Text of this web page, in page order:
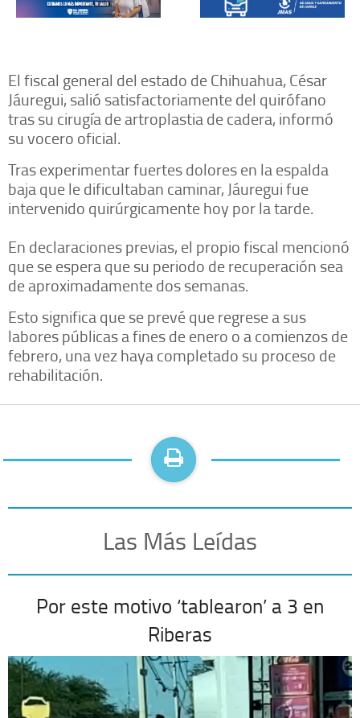
El fiscal general del estado de Chihuahua, César
Jáuregui, salió satisfactoriamente del quirófano
tras su cirugía de artroplastia de cadera, informó
su vocero oficial.
Tras experimentar fuertes dolores en la espalda
baja que le dificultaban caminar, Jáuregui fue
intervenido quirúrgicamente hoy por la tarde.
En declaraciones previas, el propio fiscal mencionó
que se espera que su periodo de recuperación sea
de aproximadamente dos semanas.
Esto significa que se prevé que regrese a sus
labores públicas a fines de enero o a comienzos de
febrero, una vez haya completado su proceso de
rehabilitación.
Las Más Leídas
Por este motivo ‘tablearon’ a 3 en
Riberas